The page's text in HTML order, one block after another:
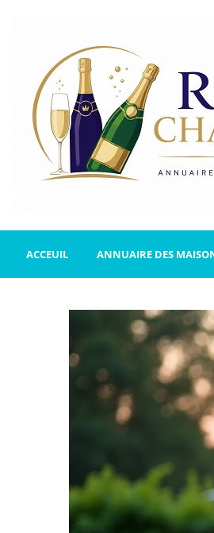
ACCEUIL ANNUAIRE DES